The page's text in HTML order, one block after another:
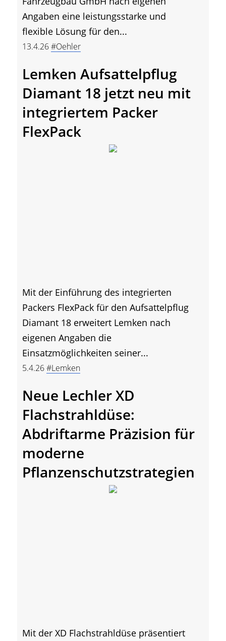
Angaben eine leistungsstarke und
flexible Lösung für den...
13.4.26#Oehler
Lemken Aufsattelpflug
Diamant 18 jetzt neu mit
integriertem Packer
FlexPack
Mit der Einführung des integrierten
Packers FlexPack für den Aufsattelpflug
Diamant 18 erweitert Lemken nach
eigenen Angaben die
Einsatzmöglichkeiten seiner...
5.4.26#Lemken
Neue Lechler XD
Flachstrahldüse:
Abdriftarme Präzision für
moderne
Pflanzenschutzstrategien
Mit der XD Flachstrahldüse präsentiert